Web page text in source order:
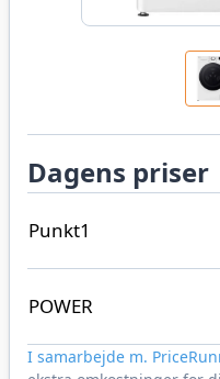
Dagens priser
Punkt1
POWER
I samarbejde m.